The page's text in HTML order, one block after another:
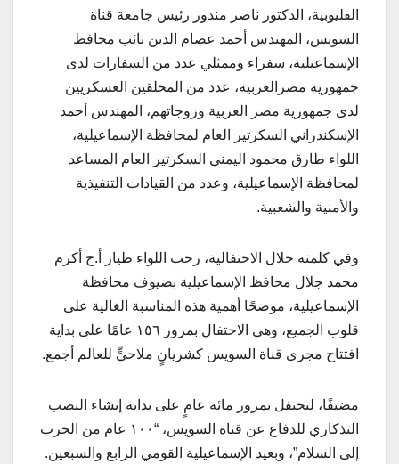
القليوبية، الدكتور ناصر مندور رئيس جامعة قناة
السويس، المهندس أحمد عصام الدين نائب محافظ
الإسماعيلية، سفراء وممثلي عدد من السفارات لدى
جمهورية مصرالعربية، عدد من المحلقين العسكريين
لدى جمهورية مصر العربية وزوجاتهم، المهندس أحمد
الإسكندراني السكرتير العام لمحافظة الإسماعيلية،
اللواء طارق محمود اليمني السكرتير العام المساعد
لمحافظة الإسماعيلية، وعدد من القيادات التنفيذية
والأمنية والشعبية.
وفي كلمته خلال الاحتفالية، رحب اللواء طيار أ.ح أكرم
محمد جلال محافظ الإسماعيلية بضيوف محافظة
الإسماعيلية، موضحًا أهمية هذه المناسبة الغالية على
قلوب الجميع، وهي الاحتفال بمرور ١٥٦ عامًا على بداية
افتتاح مجرى قناة السويس كشريانٍ ملاحيٍّ للعالم أجمع.
مضيفًا، لنحتفل بمرور مائة عامٍ على بداية إنشاء النصب
التذكاري للدفاع عن قناة السويس، “١٠٠ عام من الحرب
إلى السلام”، وبعيد الإسماعيلية القومي الرابع والسبعين.